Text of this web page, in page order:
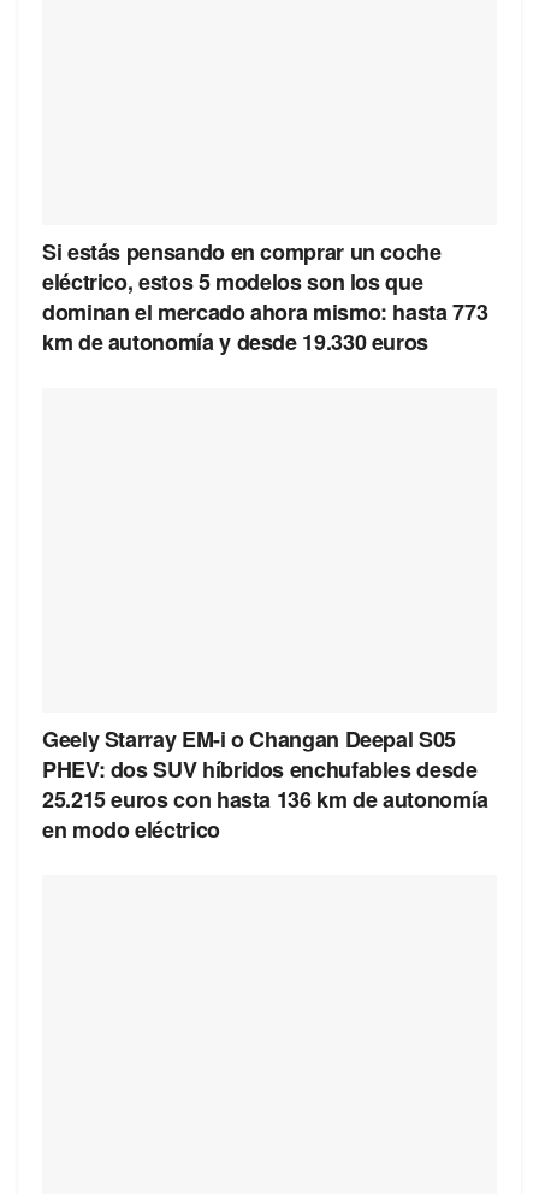
Si estás pensando en comprar un coche
eléctrico, estos 5 modelos son los que
dominan el mercado ahora mismo: hasta 773
km de autonomía y desde 19.330 euros
Geely Starray EM-i o Changan Deepal S05
PHEV: dos SUV híbridos enchufables desde
25.215 euros con hasta 136 km de autonomía
en modo eléctrico